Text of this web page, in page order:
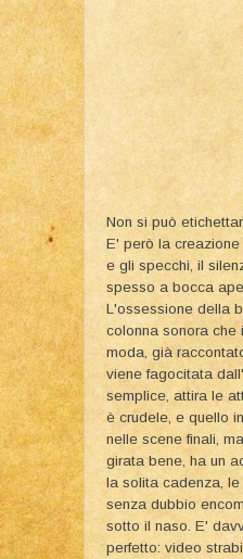
Non si può
E' però la
e gli specchi, il
spesso a bocca
L'ossessione della
colonna sonora che
moda, già
viene fagocitata
semplice, attira le
è crudele, e quello
nelle scene finali,
girata bene, ha un
la solita cadenza,
senza dubbio
sotto il naso. E'
perfetto: video